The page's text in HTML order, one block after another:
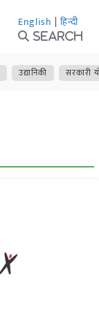
English | हिन्दी
Search
उद्यानिकी सरकारी